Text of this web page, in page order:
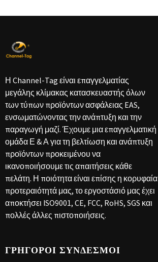
Η Channel-Tag είναι επαγγελματίας
μεγάλης κλίμακας κατασκευαστής όλων
των τύπων προϊόντων ασφάλειας EAS,
ενσωματώνοντας την ανάπτυξη και την
παραγωγή μαζί. Έχουμε μια επαγγελματική
ομάδα Ε & Α για τη βελτίωση και ανάπτυξη
προϊόντων προκειμένου να
ικανοποιήσουμε τις απαιτήσεις κάθε
πελάτη. Η ποιότητα είναι επίσης η κορυφαία
προτεραιότητά μας, το εργοστάσιό μας έχει
αποκτήσει ISO9001, CE, FCC, RoHS, SGS και
πολλές άλλες πιστοποιήσεις.
ΓΡΉΓΟΡΟΙ ΣΎΝΔΕΣΜΟΙ